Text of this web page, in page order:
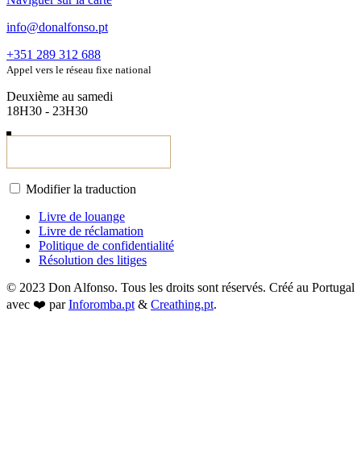
info@donalfonso.pt
+351 289 312 688
Appel vers le réseau fixe national
Deuxième au samedi
18H30 - 23H30
Modifier la traduction
Livre de louange
Livre de réclamation
Politique de confidentialité
Résolution des litiges
© 2023 Don Alfonso. Tous les droits sont réservés. Créé au Portugal
avec ❤️ parInforomba.pt & Creathing.pt.